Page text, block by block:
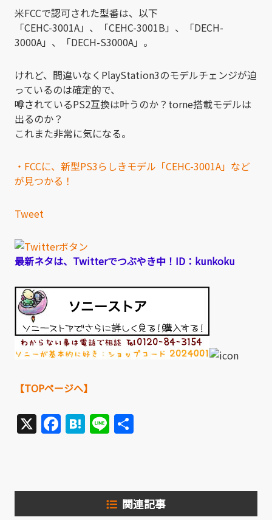
米FCCで認可された型番は、以下
「CEHC-3001A」、「CEHC-3001B」、「DECH-
3000A」、「DECH-S3000A」。
けれど、間違いなくPlayStation3のモデルチェンジが迫
っているのは確定的で、
噂されているPS2互換は叶うのか？torne搭載モデルは
出るのか？
これまた非常に気になる。
・FCCに、新型PS3らしきモデル「CEHC-3001A」など
が見つかる！
Tweet
最新ネタは、Twitterでつぶやき中！ID：kunkoku
【TOPページへ】
X Facebook
Hatena
Line
関連記事